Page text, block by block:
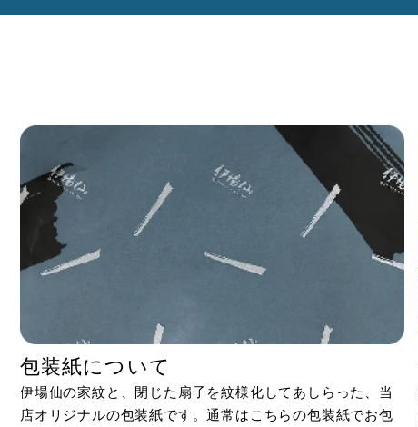
包装紙について
伊場仙の家紋と、閉じた扇子を紋様化してあしらった、当
店オリジナルの包装紙です。通常はこちらの包装紙でお包